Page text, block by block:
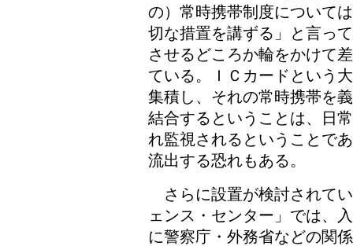
の）常時携帯制度について
切な措置を講ずる」と言っ
させるどころか輪をかけて
ている。ＩＣカードという
集積し、それの常時携帯を
結合するということは、日
れ監視されるということで
流出する恐れもある。
さらに設置が検討されて
ェンス・センター」では、
に警察庁・外務省などの関